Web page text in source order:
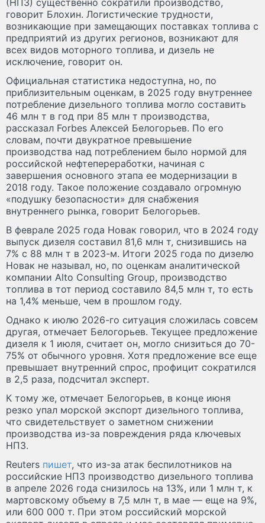
(НПЗ) существенно сократили производство,
говорит Блохин. Логистические трудности,
возникающие при замещающих поставках топлива с
предприятий из других регионов, возникают для
всех видов моторного топлива, и дизель не
исключение, говорит он.
Официальная статистика недоступна, но, по
приблизительным оценкам, в 2025 году внутреннее
потребление дизельного топлива могло составить
46 млн т в год при 85 млн т производства,
рассказал Forbes Алексей Белогорьев. По его
словам, почти двукратное превышение
производства над потреблением было нормой для
российской нефтепереработки, начиная с
завершения основного этапа ее модернизации в
2018 году. Такое положение создавало огромную
«подушку безопасности» для снабжения
внутреннего рынка, говорит Белогорьев.
В феврале 2025 года Новак говорил, что в 2024 году
выпуск дизеля составил 81,6 млн т, снизившись на
7% с 88 млн т в 2023-м. Итоги 2025 года по дизелю
Новак не называл, но, по оценкам аналитической
компании Alto Consulting Group, производство
топлива в тот период составило 84,5 млн т, то есть
на 1,4% меньше, чем в прошлом году.
Однако к июлю 2026-го ситуация сложилась совсем
другая, отмечает Белогорьев. Текущее предложение
дизеля к 1 июля, считает он, могло снизиться до 70-
75% от обычного уровня. Хотя предложение все еще
превышает внутренний спрос, профицит сократился
в 2,5 раза, подсчитал эксперт.
К тому же, отмечает Белогорьев, в конце июня
резко упал морской экспорт дизельного топлива,
что свидетельствует о заметном снижении
производства из-за повреждения ряда ключевых
НПЗ.
Reuters пишет, что из-за атак беспилотников на
российские НПЗ производство дизельного топлива
в апреле 2026 года снизилось на 13%, или 1 млн т, к
мартовскому объему в 7,5 млн т, в мае — еще на 9%,
или 600 000 т. При этом российский морской